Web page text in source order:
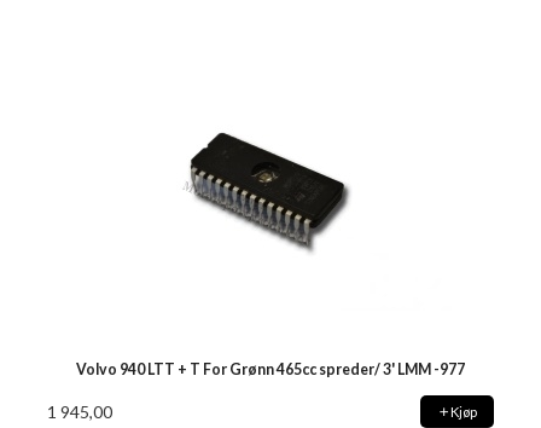
Volvo 940 LTT + T For Grønn 465cc spreder/ 3' LMM -977
1 945,00 Kjøp